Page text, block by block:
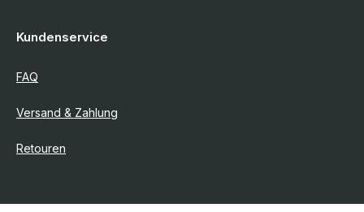
Kundenservice
FAQ
Versand & Zahlung
Retouren